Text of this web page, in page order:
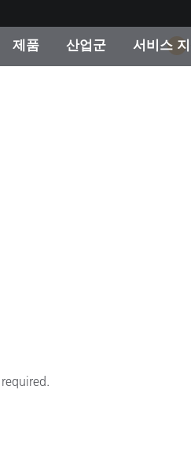
제품
산업군
OEM 디스플레이
서비스
1